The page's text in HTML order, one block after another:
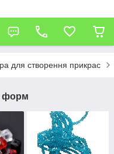
для створення прикрас
форм